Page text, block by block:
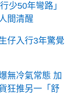
少50年彎路」
間清醒
仔入行3年驚覺
無冷氣常態 加
狂推另一「舒